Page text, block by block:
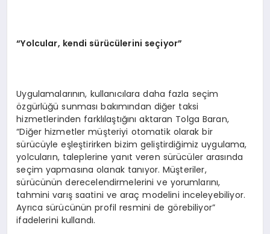
“Yolcular, kendi sürücülerini seçiyor”
Uygulamalarının, kullanıcılara daha fazla seçim
özgürlüğü sunması bakımından diğer taksi
hizmetlerinden farklılaştığını aktaran Tolga Baran,
“Diğer hizmetler müşteriyi otomatik olarak bir
sürücüyle eşleştirirken bizim geliştirdiğimiz uygulama,
yolcuların, taleplerine yanıt veren sürücüler arasında
seçim yapmasına olanak tanıyor. Müşteriler,
sürücünün derecelendirmelerini ve yorumlarını,
tahmini varış saatini ve araç modelini inceleyebiliyor.
Ayrıca sürücünün profil resmini de görebiliyor”
ifadelerini kullandı.